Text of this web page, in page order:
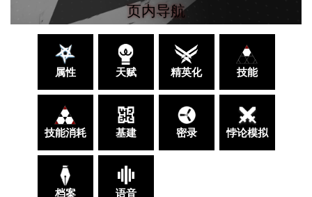
页内导航
属性 天赋 精英化 技能
技能消耗 基建 密录 悖论模拟
档案 语音